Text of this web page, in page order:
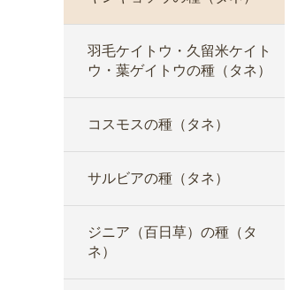
羽毛ケイトウ・久留米ケイト
ウ・葉ゲイトウの種（タネ）
コスモスの種（タネ）
サルビアの種（タネ）
ジニア（百日草）の種（タ
ネ）